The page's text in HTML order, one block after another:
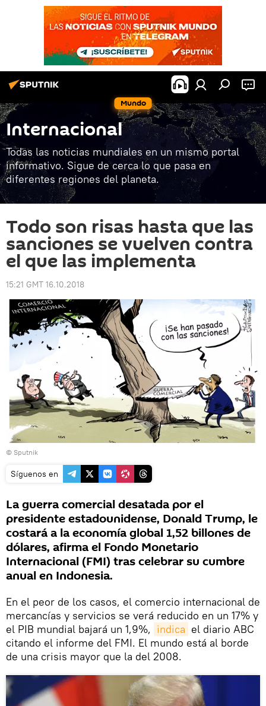
Mundo
Internacional
Todas las noticias mundiales en un mismo portal
informativo. Sigue de cerca lo que pasa en
diferentes regiones del planeta.
Todo son risas hasta que las
sanciones se vuelven contra
el que las implementa
15:21 GMT 16.10.2018
© Sputnik
Síguenos en
La guerra comercial desatada por el
presidente estadounidense, Donald Trump, le
costará a la economía global 1,52 billones de
dólares, afirma el Fondo Monetario
Internacional (FMI) tras celebrar su cumbre
anual en Indonesia.
En el peor de los casos, el comercio internacional de
mercancías y servicios se verá reducido en un 17% y
el PIB mundial bajará un 1,9%, indica el diario ABC
citando el informe del FMI. El mundo está al borde
de una crisis mayor que la del 2008.